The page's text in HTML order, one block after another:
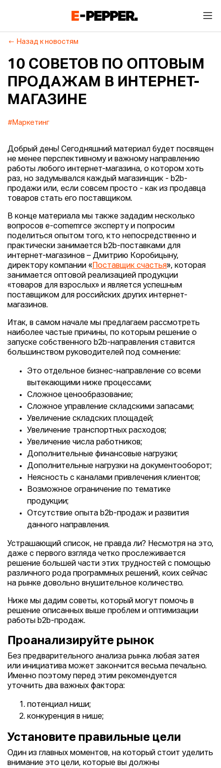
Назад к новостям
10 СОВЕТОВ ПО ОПТОВЫМ
ПРОДАЖАМ В ИНТЕРНЕТ-
МАГАЗИНЕ
#Маркетинг
Добрый день! Сегодняшний материал будет посвящен
не менее перспективному и важному направлению
работы любого интернет-магазина, о котором хоть
раз, но задумывался каждый магазинщик - b2b-
продажи или, если совсем просто - как из продавца
товаров стать его поставщиком.
В конце материала мы также зададим несколько
вопросов e-comemrce эксперту и попросим
поделиться опытом того, кто непосредственно и
практически занимается b2b-поставками для
интернет-магазинов – Дмитрию Коробицыну,
директору компании « Поставщик счастья», которая
занимается оптовой реализацией продукции
«товаров для взрослых» и является успешным
поставщиком для российских других интернет-
магазинов.
Итак, в самом начале мы предлагаем рассмотреть
наиболее частые причины, по которым решение о
запуске собственного b2b-направления ставится
большинством руководителей под сомнение:
Это отдельное бизнес-направление со всеми
вытекающими ниже процессами;
Сложное ценообразование;
Сложное управление складскими запасами;
Увеличение складских площадей;
Увеличение транспортных расходов;
Увеличение числа работников;
Дополнительные финансовые нагрузки;
Дополнительные нагрузки на документооборот;
Неясность с каналами привлечения клиентов;
Возможное ограничение по тематике
продукции;
Отсутствие опыта b2b-продаж и развития
данного направления.
Устрашающий список, не правда ли? Несмотря на это,
даже с первого взгляда четко прослеживается
решение большей части этих трудностей с помощью
различного рода программных решений, коих сейчас
на рынке довольно внушительное количество.
Ниже мы дадим советы, который могут помочь в
решение описанных выше проблем и оптимизации
работы b2b-продаж.
Проанализируйте рынок
Без предварительного анализа рынка любая затея
или инициатива может закончится весьма печально.
Именно поэтому перед этим рекомендуется
уточнить два важных фактора:
потенциал ниши;
конкуренция в нише;
Установите правильные цели
Один из главных моментов, на который стоит уделить
внимание это цели, которые вы должны